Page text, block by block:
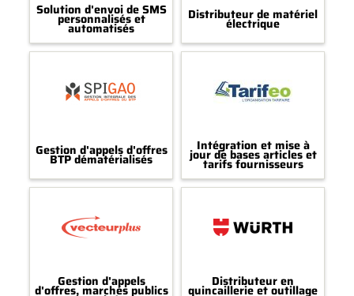
Solution d'envoi de SMS
personnalisés et
automatisés
Distributeur de matériel
électrique
Gestion d'appels d'offres
BTP dématérialisés
Intégration et mise à
jour de bases articles et
tarifs fournisseurs
Gestion d'appels
d'offres, marchés publics
Distributeur en
quincaillerie et outillage